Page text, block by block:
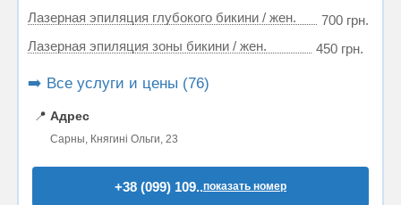
Лазерная эпиляция глубокого бикини / жен.
700 грн.
Лазерная эпиляция зоны бикини / жен.
450 грн.
➡️ Все услуги и цены (76)
📍 Адрес
Сарны, Княгині Ольги, 23
+38 (099) 109..показать номер